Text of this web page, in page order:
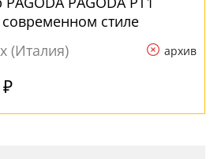
современном стиле
(Италия)
архив